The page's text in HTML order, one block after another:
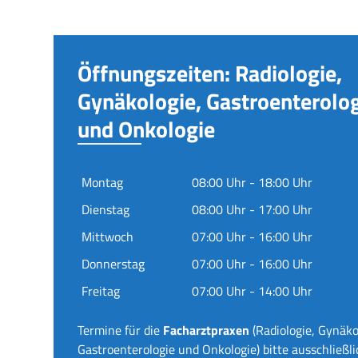
Öffnungszeiten: Radiologie,
Gynäkologie,
und Onkologie
Montag
08:00 Uhr - 18:00 Uhr
Dienstag
08:00 Uhr - 17:00 Uhr
Mittwoch
07:00 Uhr - 16:00 Uhr
Donnerstag
07:00 Uhr - 16:00 Uhr
Freitag
07:00 Uhr - 14:00 Uhr
Termine für die Facharztpraxen (Radiologie,
Gastroenterologie und Onkologie) bitte